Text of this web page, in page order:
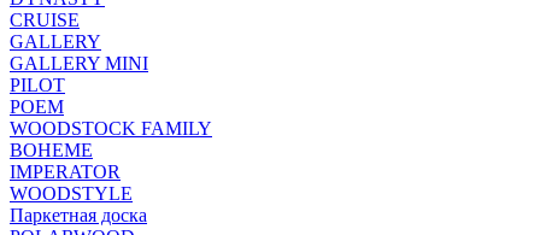
CRUISE
GALLERY
GALLERY MINI
PILOT
POEM
WOODSTOCK FAMILY
BOHEME
IMPERATOR
WOODSTYLE
Паркетная доска